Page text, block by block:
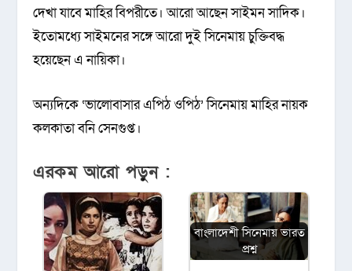
দেখা যাবে মাহির বিপরীতে। আরো আছেন সাইমন সাদিক।
ইতোমধ্যে সাইমনের সঙ্গে আরো দুই সিনেমায় চুক্তিবদ্ধ
হয়েছেন এ নায়িকা।
অন্যদিকে ‘ভালোবাসার এপিঠ ওপিঠ’ সিনেমায় মাহির নায়ক
কলকাতা বনি সেনগুপ্ত।
এরকম আরো পড়ুন :
বাংলাদেশী সিনেমায় ভারত
প্রশ্ন